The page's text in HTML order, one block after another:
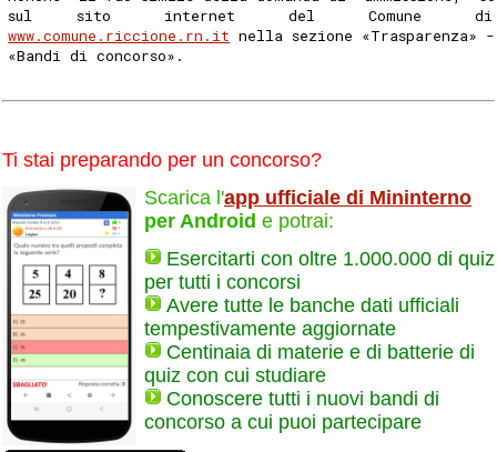
sul     sito      internet      del      Comune      di
www.comune.riccione.rn.it nella sezione «Trasparenza»
«Bandi di concorso».
Ti stai preparando per un concorso?
Scarica l'app ufficiale di Mininterno
per Android e potrai:
Esercitarti con oltre 1.000.000 di quiz
per tutti i concorsi
Avere tutte le banche dati ufficiali
tempestivamente aggiornate
Centinaia di materie e di batterie di
quiz con cui studiare
Conoscere tutti i nuovi bandi di
concorso a cui puoi partecipare